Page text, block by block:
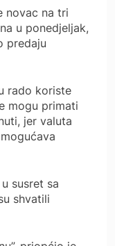
novac na tri
u ponedjeljak,
predaju
rado koriste
mogu primati
jer valuta
susret sa
shvatili